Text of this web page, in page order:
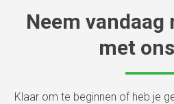
Neem
met
Klaar om te beginnen of heb je